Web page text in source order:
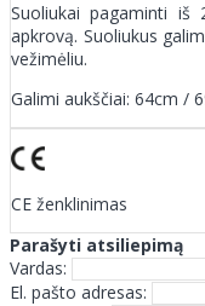
Suoliukai pagaminti
apkrovą. Suoliukus
vežimėliu.
Galimi aukščiai: 64cm /
CE ženklinimas
Parašyti atsiliepimą
Vardas:
El. pašto adresas: